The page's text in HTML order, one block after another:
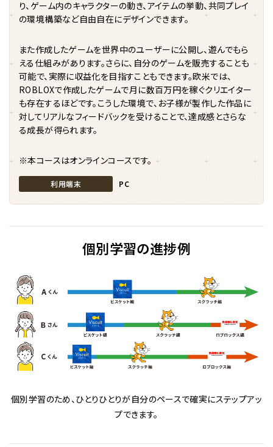
り、ゲーム内のキャラクターの動き、アイテムの挙動、共同プレイ
の環境構築など自由自在にデザインできます。
また作成したゲームを世界中のユーザーに公開し、遊んでもら
える仕組みがあります。さらに、自分のゲームを販売することも
可能で、実際に収益化を目指すこともできます。欧米では、
ROBLOXで作成したゲームで月に数百万円を稼ぐクリエイター
も存在するほどです。こうした環境で、お子様が製作した作品に
対してリアルなフィードバックを受けることで、達成感とさらな
る成長が得られます。
※本コースはオンラインコースです。
利用端末 PC
個別学習の進捗例
個別学習のため、ひとりひとりが自分のペースで確実にステップアッ
プできます。